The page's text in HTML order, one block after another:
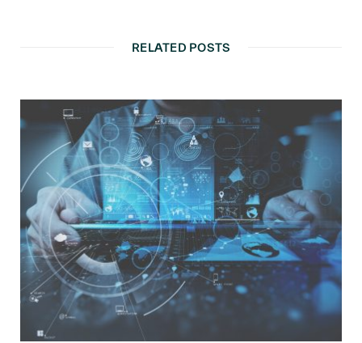
RELATED POSTS